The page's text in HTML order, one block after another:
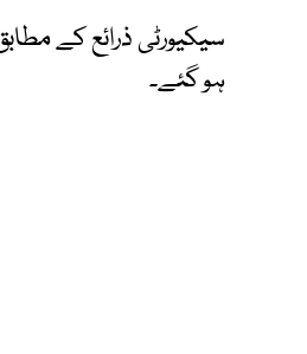
سیکیورٹی ذرائع کے
ہو گئے۔